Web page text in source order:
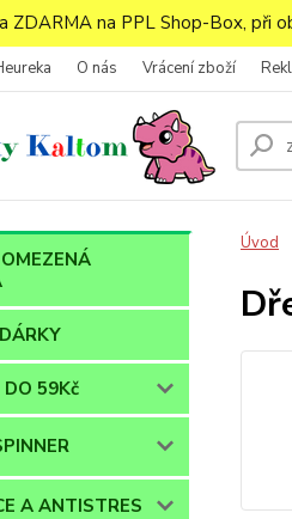
ZDARMA na PPL Shop-Box, při
O nás Vrácení zboží
DO 59Kč
A ANTISTRES
Úvod